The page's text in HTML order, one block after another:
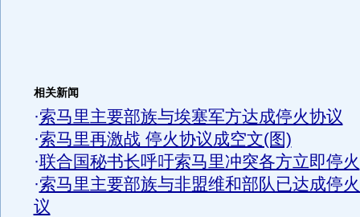
相关新闻
·索马里主要部族与埃塞军方达成停火协议
·索马里再激战 停火协议成空文(图)
·联合国秘书长呼吁索马里冲突各方立即停火
·索马里主要部族与非盟维和部队已达成停
议